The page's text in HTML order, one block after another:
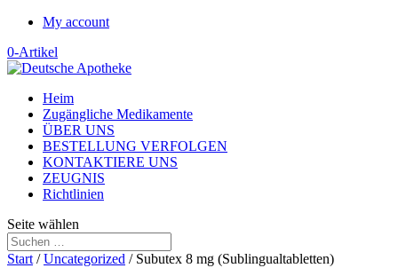
My account
0-Artikel
Heim
Zugängliche Medikamente
ÜBER UNS
BESTELLUNG VERFOLGEN
KONTAKTIERE UNS
ZEUGNIS
Richtlinien
Seite wählen
Start /Uncategorized / Subutex 8 mg (Sublingualtabletten)